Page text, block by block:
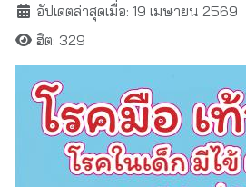
อัปเดตล่าสุดเมื่อ: 19 เมษายน 2569
ฮิต: 329